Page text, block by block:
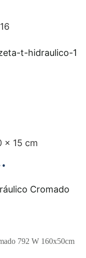
t-hidraulico-1
× 15 cm
792 W 160x50cm